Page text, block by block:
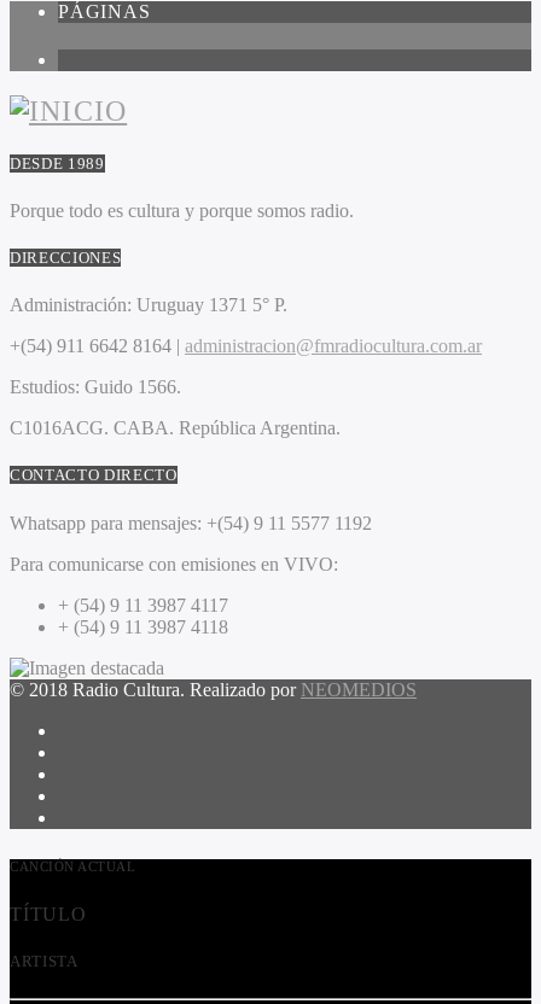
PÁGINAS
DESDE 1989
Porque todo es cultura y porque somos radio.
DIRECCIONES
Administración: Uruguay 1371 5° P.
+(54) 911 6642 8164 | administracion@fmradiocultura.com.ar
Estudios: Guido 1566.
C1016ACG. CABA. República Argentina.
CONTACTO DIRECTO
Whatsapp para mensajes: +(54) 9 11 5577 1192
Para comunicarse con emisiones en VIVO:
+ (54) 9 11 3987 4117
+ (54) 9 11 3987 4118
© 2018 Radio Cultura. Realizado por NEOMEDIOS
CANCIÓN ACTUAL
TÍTULO
ARTISTA